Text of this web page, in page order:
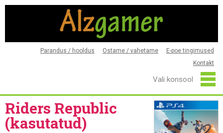
Parandus / hooldus Ostame / vahetame
E-poe tingimused
Kontakt
Riders Republic
(kasutatud)